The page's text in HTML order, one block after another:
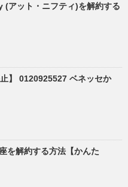
(アット・ニフティ)を解約する
止】 0120925527 ベネッセか
を解約する方法【かんた